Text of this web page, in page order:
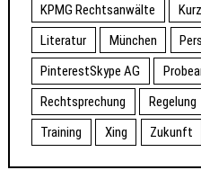
KPMG Rechtsanwälte
Literatur
München
PinterestSkype AG
Rechtsprechung
Regelung
Training
Xing Zukunft